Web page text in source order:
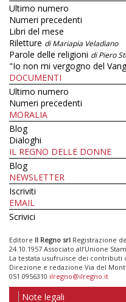
Ultimo numero
Numeri precedenti
Libri del mese
Riletture di Mariapia Veladiano
Parole delle religioni di Piero
"Io non mi vergogno del
DOCUMENTI
Ultimo numero
Numeri precedenti
MORALIA
Blog
Dialoghi
IL REGNO DELLE DONNE
Blog
NEWSLETTER
Iscriviti
EMAIL
Scrivici
Editore Il Regno srl Registrazione
24.10.1957 Associato all’Unione
La testata usufruisce dei contributi
Direzione e redazione Via del
051 0956310 ilregno@ilregno.it
Note legali